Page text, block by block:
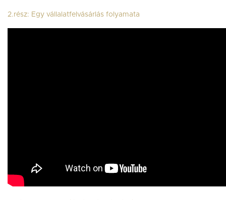
2.rész: Egy vállalatfelvásárlás folyamata